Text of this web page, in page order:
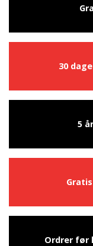
30
5
Ordrer før